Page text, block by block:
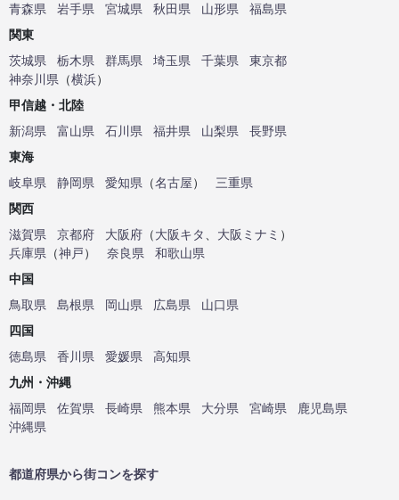
青森県
岩手県 宮城県 秋田県 山形県
福島県
関東
茨城県
栃木県 群馬県 埼玉県 千葉県
東京都
神奈川県 （横浜）
甲信越・北陸
新潟県
富山県 石川県 福井県 山梨県
長野県
東海
岐阜県
静岡県 愛知県 （名古屋）
三重県
関西
滋賀県
京都府 大阪府 （大阪キタ 大阪ミナミ ）
兵庫県 （神戸） 奈良県
和歌山県
中国
鳥取県
島根県 岡山県 広島県
山口県
四国
徳島県
香川県 愛媛県
高知県
九州・沖縄
福岡県
佐賀県 長崎県 熊本県 大分県 宮崎県
鹿児島県
沖縄県
都道府県から街コンを探す